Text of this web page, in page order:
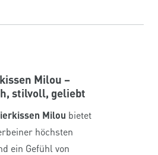
Milou –
stilvoll, geliebt
Milou bietet
höchsten
ein Gefühl von